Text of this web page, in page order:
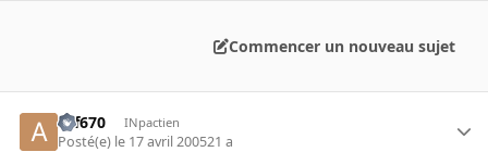
Commencer un nouveau sujet
acf670 INpactien
Posté(e) le 17 avril 200521 a